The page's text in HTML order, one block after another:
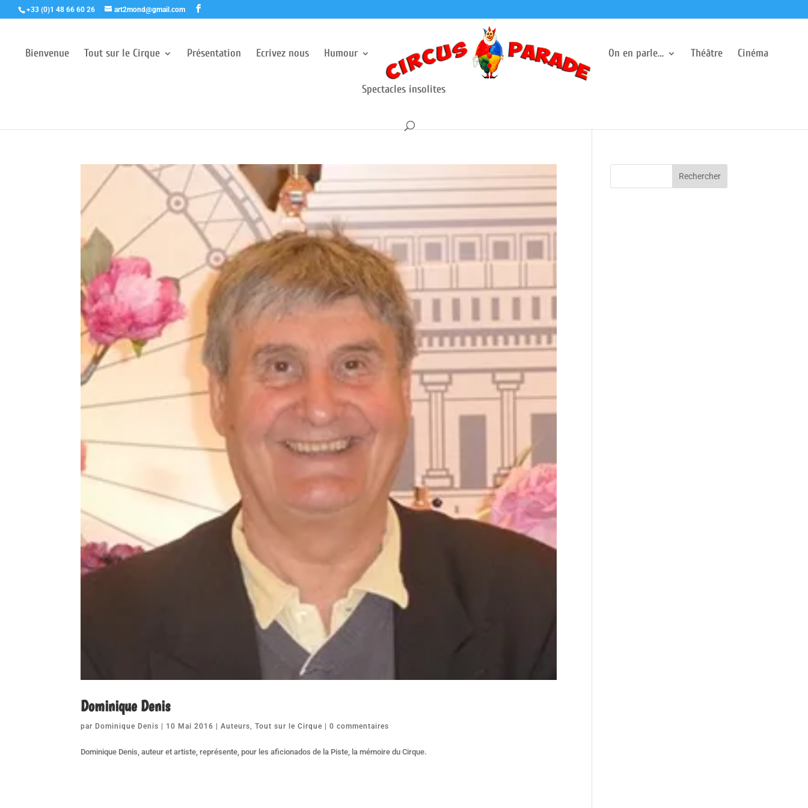
+33 (0)1 48 66 60 26 art2mond@gmail.com
Bienvenue Tout sur le Cirque Présentation Ecrivez nous Humour On en parle… Théâtre Cinéma
Spectacles insolites
Dominique Denis
par Dominique Denis 10 Mai 2016 |Auteurs,Tout sur le Cirque |0 commentaires
Dominique Denis, auteur et artiste, représente, pour les aficionados de la Piste, la mémoire du Cirque.